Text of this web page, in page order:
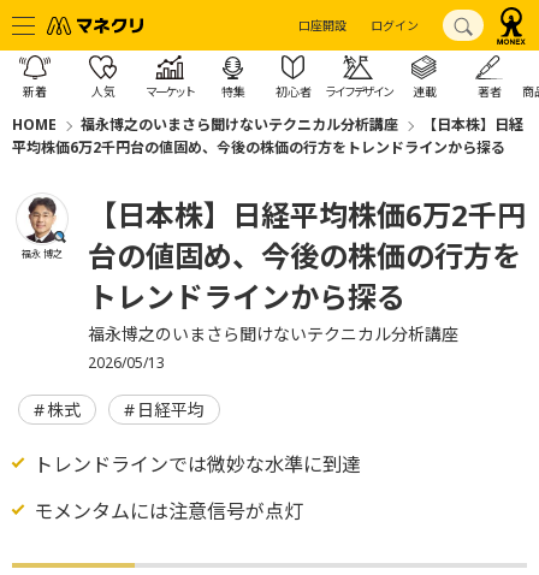
口座開設 ログイン
新着 人気 マーケット 特集 初心者 ライフデザイン 連載 著者 商
HOME 福永博之のいまさら聞けないテクニカル分析講座
【日本株】日経
平均株価6万2千円台の値固め、今後の株価の行方をトレンドラインから探る
福永 博之
【日本株】日経平均株価6万2千円
台の値固め、今後の株価の行方を
トレンドラインから探る
福永博之のいまさら聞けないテクニカル分析講座
2026/05/13
株式 日経平均
トレンドラインでは微妙な水準に到達
モメンタムには注意信号が点灯